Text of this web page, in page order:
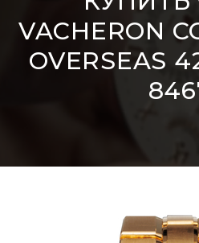
VACHERON
OVERSEAS